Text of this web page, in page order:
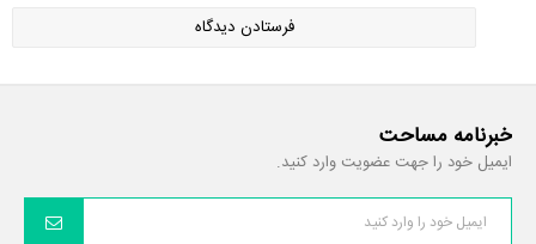
خبرنامه مساحت
ایمیل خود را جهت عضویت وارد کنید.